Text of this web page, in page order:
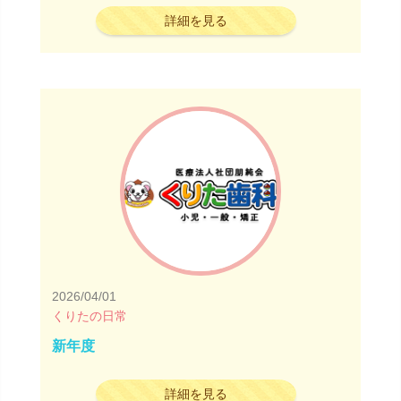
詳細を見る
2026/04/01
くりたの日常
新年度
詳細を見る